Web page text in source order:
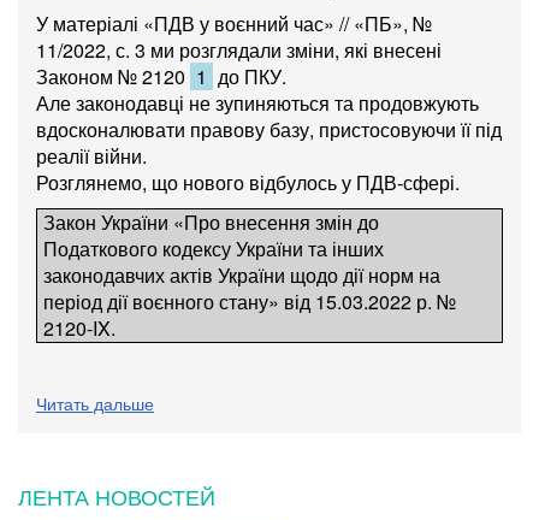
У матеріалі «ПДВ у воєнний час» // «ПБ», №
11/2022, с. 3 ми розглядали зміни, які внесені
Законом № 2120 1 до ПКУ.
Але законодавці не зупиняються та продовжують
вдосконалювати правову базу, пристосовуючи її під
реалії війни.
Розглянемо, що нового відбулось у ПДВ-сфері.
Закон України «Про внесення змін до
Податкового кодексу України та інших
законодавчих актів України щодо дії норм на
період дії воєнного стану» від 15.03.2022 р. №
2120-IX.
Читать дальше
ЛЕНТА НОВОСТЕЙ